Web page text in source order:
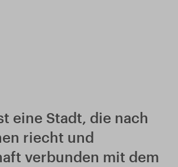
eine Stadt, die nach
riecht und
verbunden mit dem